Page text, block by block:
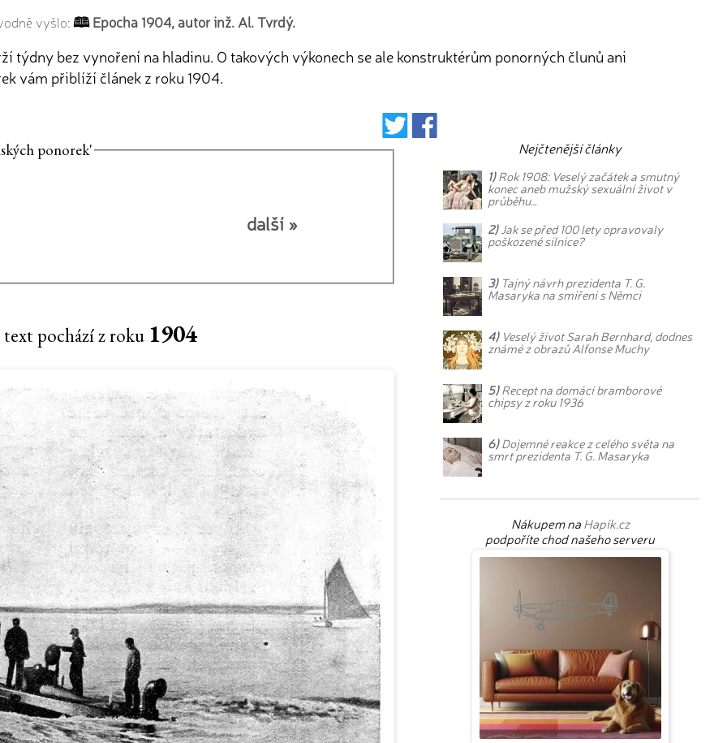
vyšlo: Epocha 1904, autor inž. Al. Tvrdý.
týdny bez vynoření na hladinu. O takových výkonech se ale konstruktérům ponorných člunů ani
vám přiblíží článek z roku 1904.
ponorek'
další »
pochází z roku 1904
Nejčtenější články
1)Rok 1908: Veselý začátek a smutný
konec aneb mužský sexuální život v
průběhu…
2)Jak se před 100 lety opravovaly
poškozené silnice?
3)Tajný návrh prezidenta T. G.
Masaryka na smíření s Němci
4)Veselý život Sarah Bernhard, dodnes
známé z obrazů Alfonse Muchy
5)Recept na domácí bramborové
chipsy z roku 1936
6)Dojemné reakce z celého světa na
smrt prezidenta T. G. Masaryka
Nákupem naHapík.cz
podpoříte chod našeho serveru